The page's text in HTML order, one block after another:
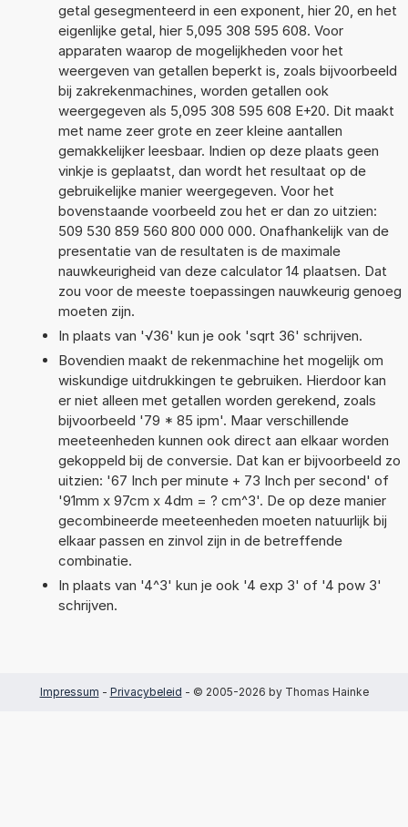
getal gesegmenteerd in een exponent, hier 20, en het
eigenlijke getal, hier 5,095 308 595 608. Voor
apparaten waarop de mogelijkheden voor het
weergeven van getallen beperkt is, zoals bijvoorbeeld
bij zakrekenmachines, worden getallen ook
weergegeven als 5,095 308 595 608 E+20. Dit maakt
met name zeer grote en zeer kleine aantallen
gemakkelijker leesbaar. Indien op deze plaats geen
vinkje is geplaatst, dan wordt het resultaat op de
gebruikelijke manier weergegeven. Voor het
bovenstaande voorbeeld zou het er dan zo uitzien:
509 530 859 560 800 000 000. Onafhankelijk van de
presentatie van de resultaten is de maximale
nauwkeurigheid van deze calculator 14 plaatsen. Dat
zou voor de meeste toepassingen nauwkeurig genoeg
moeten zijn.
In plaats van '√36' kun je ook 'sqrt 36' schrijven.
Bovendien maakt de rekenmachine het mogelijk om
wiskundige uitdrukkingen te gebruiken. Hierdoor kan
er niet alleen met getallen worden gerekend, zoals
bijvoorbeeld '79 * 85 ipm'. Maar verschillende
meeteenheden kunnen ook direct aan elkaar worden
gekoppeld bij de conversie. Dat kan er bijvoorbeeld zo
uitzien: '67 Inch per minute + 73 Inch per second' of
'91mm x 97cm x 4dm = ? cm^3'. De op deze manier
gecombineerde meeteenheden moeten natuurlijk bij
elkaar passen en zinvol zijn in de betreffende
combinatie.
In plaats van '4^3' kun je ook '4 exp 3' of '4 pow 3'
schrijven.
Impressum - Privacybeleid - © 2005-2026 by Thomas Hainke